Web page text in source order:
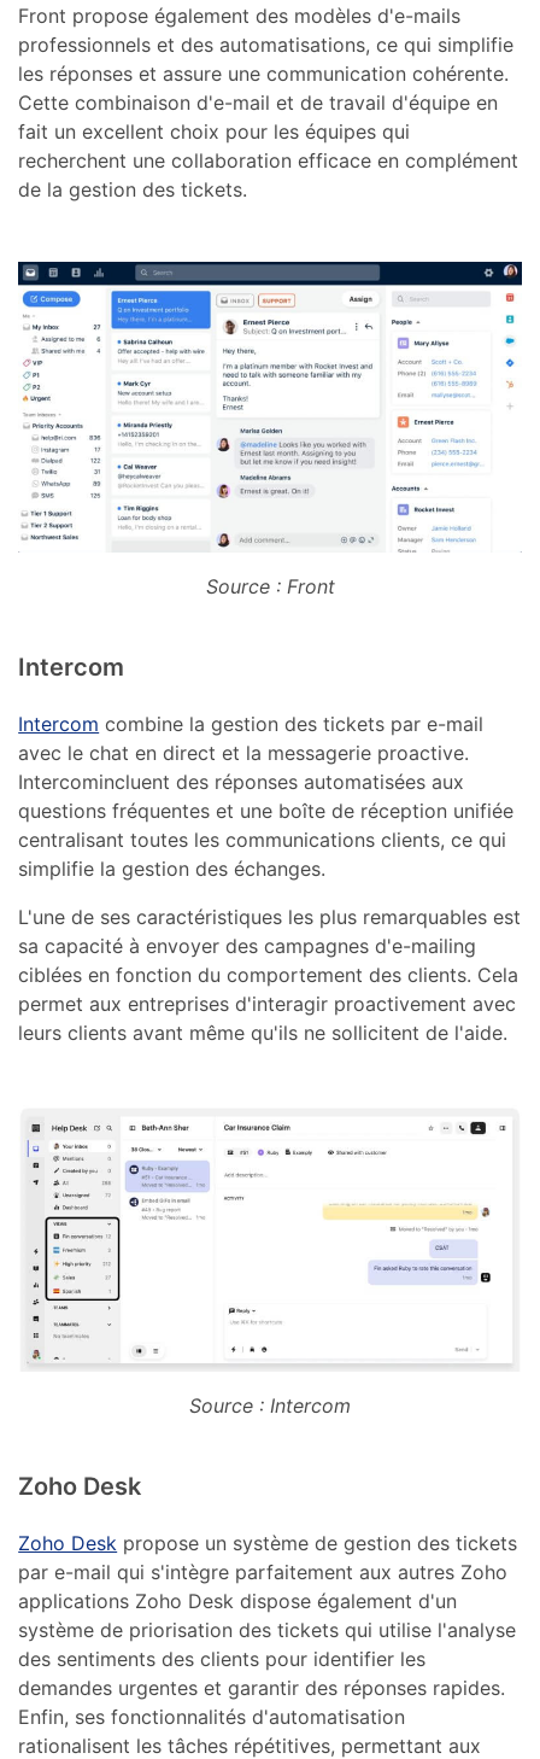
Front propose également des modèles d'e-mails
professionnels et des automatisations, ce qui simplifie
les réponses et assure une communication cohérente.
Cette combinaison d'e-mail et de travail d'équipe en
fait un excellent choix pour les équipes qui
recherchent une collaboration efficace en complément
de la gestion des tickets.
Source : Front
Intercom
Intercom combine la gestion des tickets par e-mail
avec le chat en direct et la messagerie proactive.
Intercomincluent des réponses automatisées aux
questions fréquentes et une boîte de réception unifiée
centralisant toutes les communications clients, ce qui
simplifie la gestion des échanges.
L'une de ses caractéristiques les plus remarquables est
sa capacité à envoyer des campagnes d'e-mailing
ciblées en fonction du comportement des clients. Cela
permet aux entreprises d'interagir proactivement avec
leurs clients avant même qu'ils ne sollicitent de l'aide.
Source : Intercom
Zoho Desk
Zoho Desk propose un système de gestion des tickets
par e-mail qui s'intègre parfaitement aux autres Zoho
applications Zoho Desk dispose également d'un
système de priorisation des tickets qui utilise l'analyse
des sentiments des clients pour identifier les
demandes urgentes et garantir des réponses rapides.
Enfin, ses fonctionnalités d'automatisation
rationalisent les tâches répétitives, permettant aux